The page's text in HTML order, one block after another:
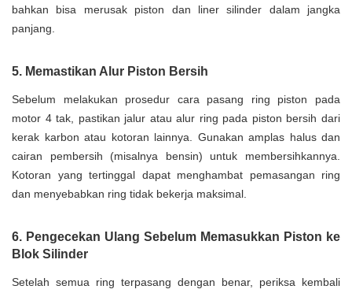
bahkan bisa merusak piston dan liner silinder dalam jangka
panjang.
5. Memastikan Alur Piston Bersih
Sebelum melakukan prosedur cara pasang ring piston pada
motor 4 tak, pastikan jalur atau alur ring pada piston bersih dari
kerak karbon atau kotoran lainnya. Gunakan amplas halus dan
cairan pembersih (misalnya bensin) untuk membersihkannya.
Kotoran yang tertinggal dapat menghambat pemasangan ring
dan menyebabkan ring tidak bekerja maksimal.
6. Pengecekan Ulang Sebelum Memasukkan Piston ke
Blok Silinder
Setelah semua ring terpasang dengan benar, periksa kembali